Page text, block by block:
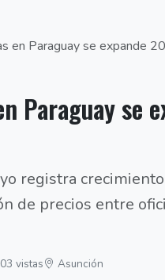
en Paraguay se expande
Paraguay se
registra
de precios entre
vistas Asunción